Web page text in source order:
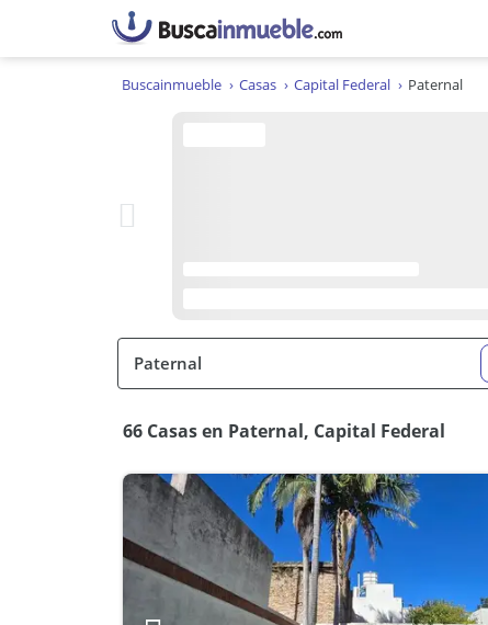
Buscainmueble Casas Capital Federal Paternal
66 Casas en Paternal, Capital Federal